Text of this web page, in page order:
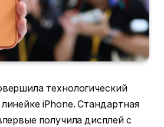
технологический
iPhone. Стандартная
получила дисплей с